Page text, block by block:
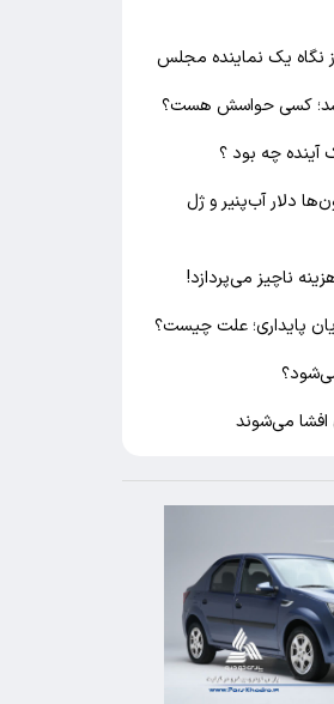
نگاه یک نماینده مجلس
آینده چه بود ؟
دلار آب‌پنیر و ژل
ناچیز می‌پردازد!
پایداری؛ علت چیست؟
افشا می‌شوند